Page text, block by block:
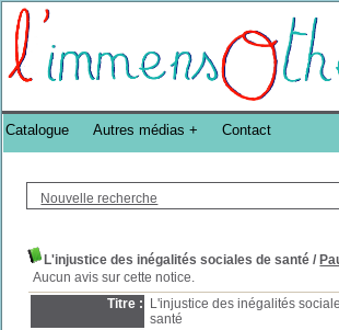
Bibliothèque DoucheFLUX Bibliotheek -->
Nouvelle recherche
L'injustice des inégalités sociales de santé /
Aucun avis sur cette notice.
Titre :
L'injustice des inégalités
santé
Catalogue Autres médias Contact